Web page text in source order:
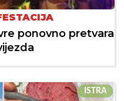
ponovno pretvara
ISTRA